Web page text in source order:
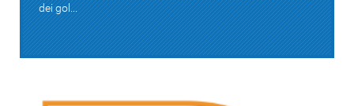
dei gol...